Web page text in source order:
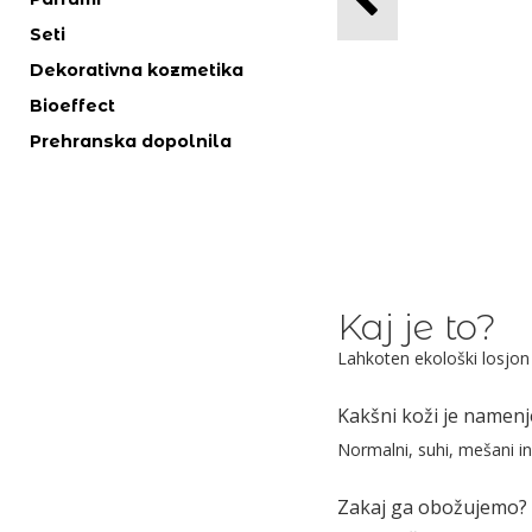
Seti
Dekorativna kozmetika
Bioeffect
Prehranska dopolnila
Kaj je to?
Lahkoten ekološki
Kakšni koži je
Normalni, suhi, mešani
Zakaj ga obožujemo?